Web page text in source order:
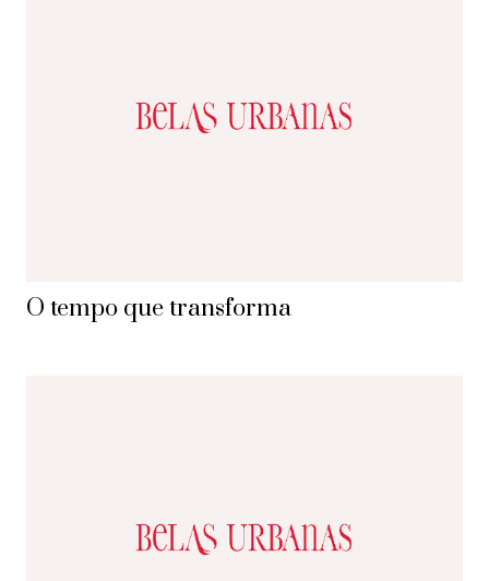
O tempo que transforma